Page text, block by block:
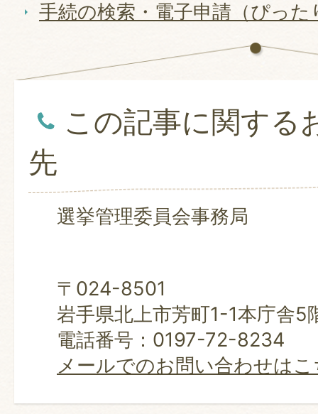
手続の検索・電子申請（ぴっ
この記事に関する
先
選挙管理委員会事務局
〒024-8501
岩手県北上市芳町1-1本庁舎5
電話番号：0197-72-8234
メールでのお問い合わせは